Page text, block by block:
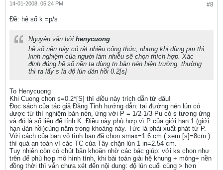
#8
14-01-2008, 05:24 PM
Ðề: hệ số k =p/s
Nguyên văn bởi henycuong
hệ số nền này có rât nhiều công thức, nhưng khi dùng pm thì
kinh nghiệm của người làm nhiều sẽ chọn thích hợp. Xác
định đúng hệ số nền ta dùng tn bàn nén hiện trường. thường
thì ta lấy s là độ lún đàn hồi 0.2[s]
To Henycuong
Khi Cuong chọn s=0.2*[S] thì điều này trích dẫn từ đâu!
Đọc sách của tác giả Đặng Tỉnh hướng dẫn: tại đường nén lún có
được từ thí nghiệm bàn nén, ứng với P = 1/2-1/3 Pu có s tương ứng
và đó là số liệu để tính K. Điều này phù hợp vì P của giới hạn 1 (giới
hạn đàn hồi)củng nằm trong khoảng này. Tức là phải xuất phát từ P.
Với cách của bạn vô tình bạn đã chọn smax=1.6 cm ( xem [s]=8cm )
thì quá an toàn vì các TC của Tây chặn lún 1 in=2.54 cm.
Tuy nhiên còn có chút băn khoăn nhờ các bác giúp: với ks chọn như
trên để phù hợp mô hình tính, khi bài toán giải hệ khung + móng+ nền
đồng thời thì vẫn chưa xét đến nội dung: độ lún cuối cùng > hơn